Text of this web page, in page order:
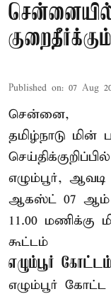
Published on: 07 Aug
சென்னை,
தமிழ்நாடு மின்
எழும்பூர்,
ஆகஸ்ட் 07 ஆம்
11.00 மணிக்கு
கூட்டம்
எழும்பூர்
எழும்பூர்